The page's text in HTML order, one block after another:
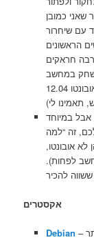
כמובן
עם שיחרור
הראשונים
לשחק במחשב
שלי, כבודו משתמש באובונטו 12.04 LTS (המעולה ד”א), יציבה
במיוחד
זה “למה
לא אובונטו,
לפחות).
אקסטרים
Debian – האבא/אימא(?) של אובונטו, מרגישה קצת יותר